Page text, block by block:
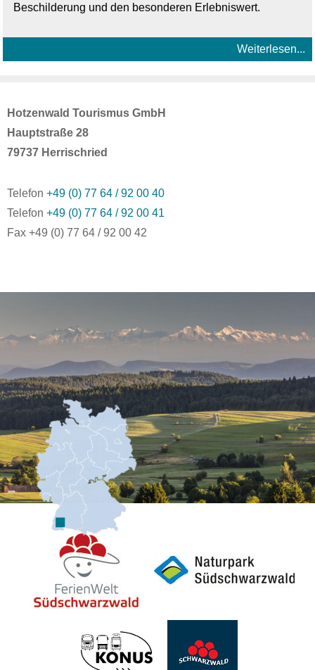
Beschilderung und den besonderen Erlebniswert.
Weiterlesen...
Hotzenwald Tourismus GmbH
Hauptstraße 28
79737 Herrischried
Telefon +49 (0) 77 64 / 92 00 40
Telefon +49 (0) 77 64 / 92 00 41
Fax +49 (0) 77 64 / 92 00 42